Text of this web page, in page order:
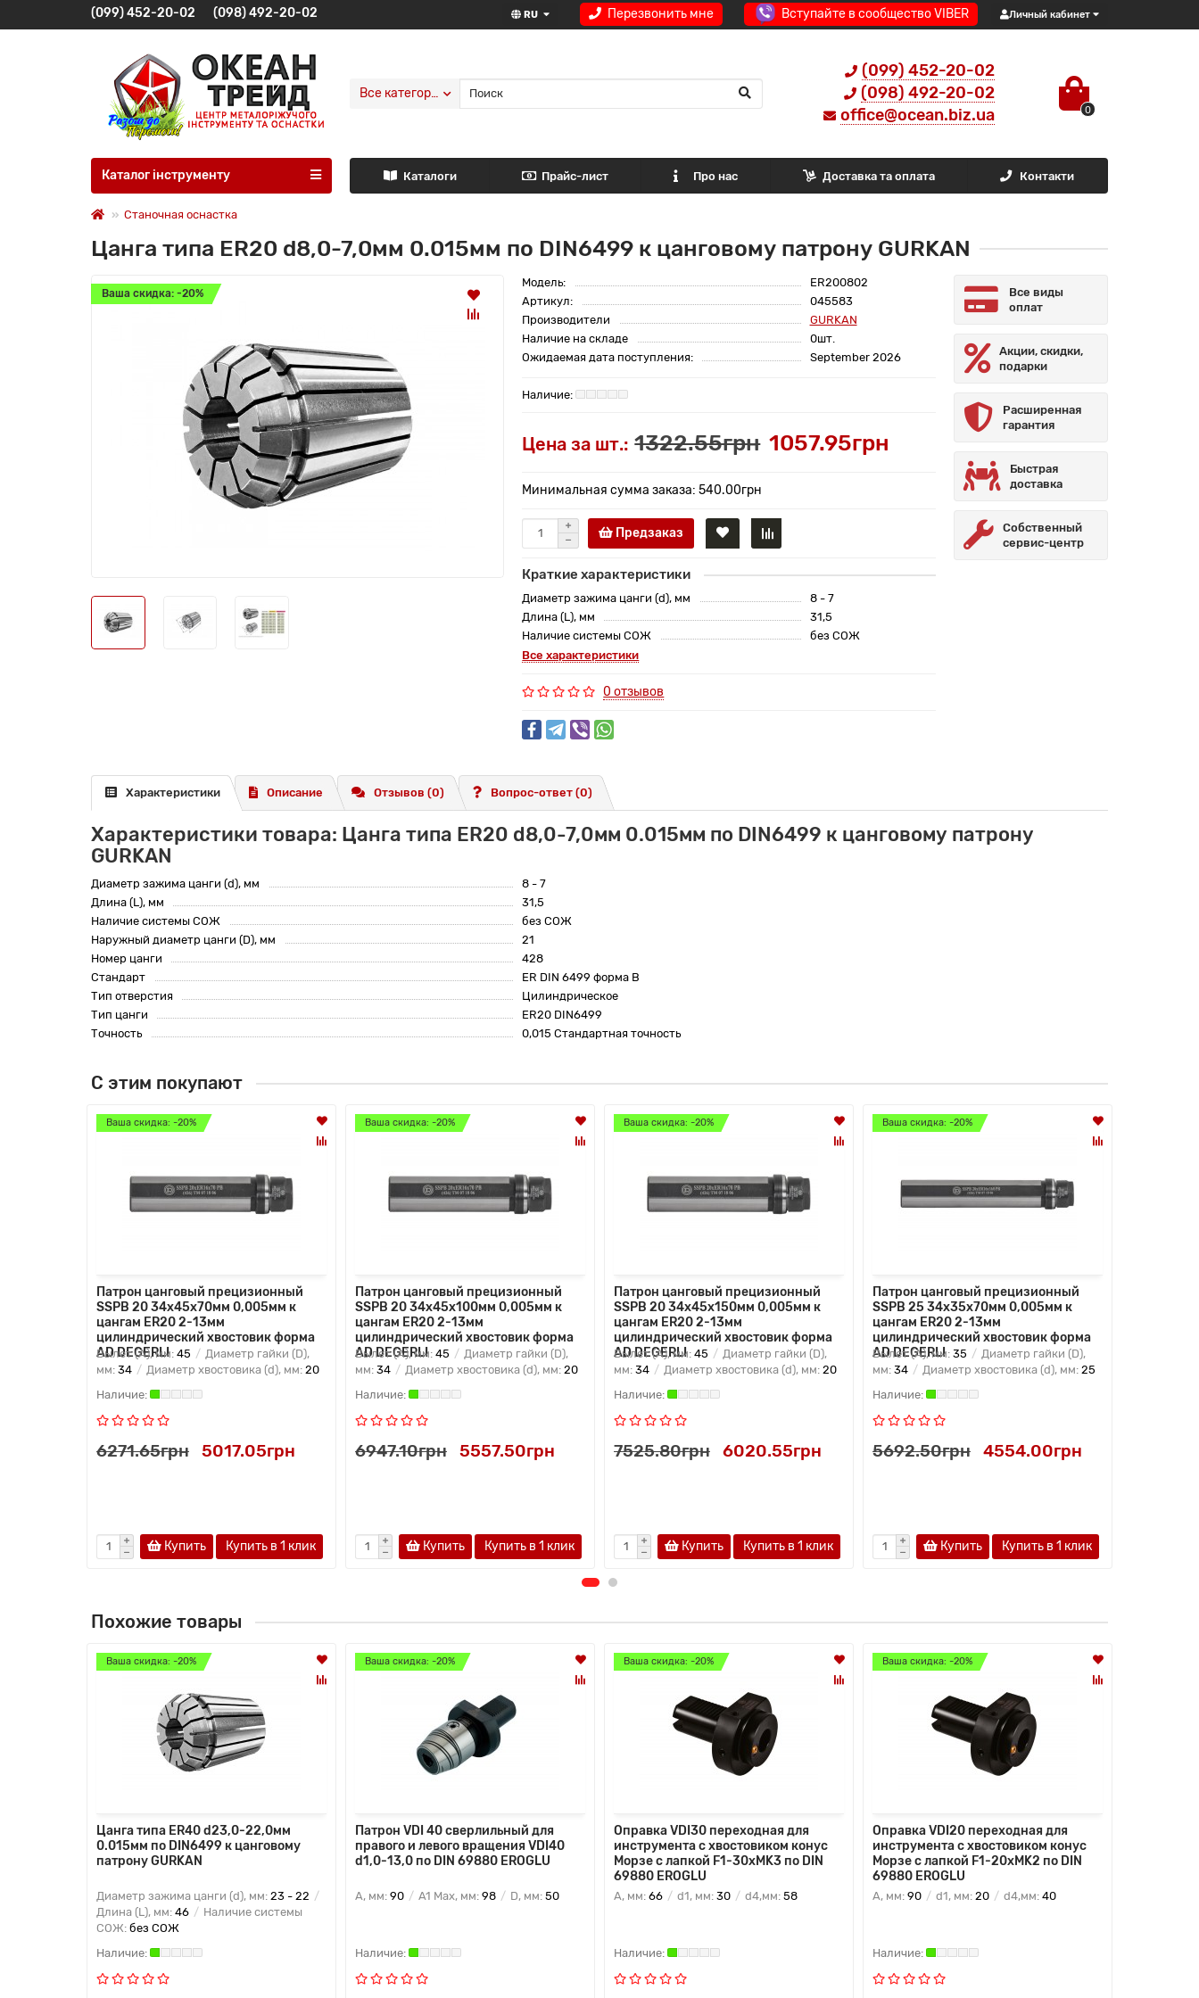
Перезвонить мне Вступайте в сообщество VIBER Личный кабинет
RU
(099) 452-20-02 (098) 492-20-02
(099) 452-20-02
(098) 492-20-02
office@ocean.biz.ua
0
Все категории
Каталог інструменту Каталоги Прайс-лист Про нас Доставка та оплата Контакти
Станочная оснастка
Цанга типа ER20 d8,0-7,0мм 0.015мм по DIN6499 к цанговому патрону GURKAN
Ваша скидка: -20%
Модель:
ER200802
Артикул:
045583
Производители
GURKAN
Наличие на складе
0шт.
Ожидаемая дата поступления:
September 2026
Цена за шт.: 1322.55грн 1057.95грн
Минимальная сумма заказа: 540.00грн
Предзаказ
Краткие характеристики
Диаметр зажима цанги (d), мм
8 - 7
Длина (L), мм
31,5
Наличие системы СОЖ
без СОЖ
Все характеристики
0 отзывов
Все виды
оплат
Акции, скидки,
подарки
Расширенная
гарантия
Быстрая
доставка
Собственный
сервис-центр
Характеристики Описание Отзывов (0) Вопрос-ответ (0)
Характеристики товара: Цанга типа ER20 d8,0-7,0мм 0.015мм по DIN6499 к цанговому патрону
GURKAN
Диаметр зажима цанги (d), мм
8 - 7
Длина (L), мм
31,5
Наличие системы СОЖ
без СОЖ
Наружный диаметр цанги (D), мм
21
Номер цанги
428
Стандарт
ER DIN 6499 форма B
Тип отверстия
Цилиндрическое
Тип цанги
ER20 DIN6499
Точность
0,015 Стандартная точность
С этим покупают
Ваша скидка: -20%
Патрон цанговый прецизионный
SSPB 20 34x45x70мм 0,005мм к
цангам ER20 2-13мм
цилиндрический хвостовик форма
AD DEGERLI
Вылет (A), мм: 45
Диаметр гайки (D),
мм: 34 Диаметр хвостовика (d), мм: 20
6271.65грн 5017.05грн
Купить Купить в 1 клик
Ваша скидка: -20%
Патрон цанговый прецизионный
SSPB 20 34x45x100мм 0,005мм к
цангам ER20 2-13мм
цилиндрический хвостовик форма
AD DEGERLI
Вылет (A), мм: 45
Диаметр гайки (D),
мм: 34 Диаметр хвостовика (d), мм: 20
6947.10грн 5557.50грн
Купить Купить в 1 клик
Ваша скидка: -20%
Патрон цанговый прецизионный
SSPB 20 34x45x150мм 0,005мм к
цангам ER20 2-13мм
цилиндрический хвостовик форма
AD DEGERLI
Вылет (A), мм: 45
Диаметр гайки (D),
мм: 34 Диаметр хвостовика (d), мм: 20
7525.80грн 6020.55грн
Купить Купить в 1 клик
Ваша скидка: -20%
Патрон цанговый прецизионный
SSPB 25 34x35x70мм 0,005мм к
цангам ER20 2-13мм
цилиндрический хвостовик форма
AD DEGERLI
Вылет (A), мм: 35
Диаметр гайки (D),
мм: 34 Диаметр хвостовика (d), мм: 25
5692.50грн 4554.00грн
Купить Купить в 1 клик
Похожие товары
Ваша скидка: -20%
Цанга типа ER40 d23,0-22,0мм
0.015мм по DIN6499 к цанговому
патрону GURKAN
Диаметр зажима цанги (d), мм: 23 - 22
Длина (L), мм: 46
Наличие системы
СОЖ: без СОЖ
Ваша скидка: -20%
Патрон VDI 40 сверлильный для
правого и левого вращения VDI40
d1,0-13,0 по DIN 69880 EROGLU
A, мм: 90 A1 Max, мм: 98 D, мм: 50
Ваша скидка: -20%
Оправка VDI30 переходная для
инструмента с хвостовиком конус
Морзе с лапкой F1-30хMK3 по DIN
69880 EROGLU
A, мм: 66 d1, мм: 30 d4,мм: 58
Ваша скидка: -20%
Оправка VDI20 переходная для
инструмента с хвостовиком конус
Морзе с лапкой F1-20хMK2 по DIN
69880 EROGLU
A, мм: 90 d1, мм: 20 d4,мм: 40